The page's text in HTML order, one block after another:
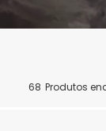
68 Produtos